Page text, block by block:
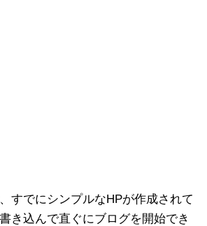
すでにシンプルなHPが作成されて
き込んで直ぐにブログを開始でき